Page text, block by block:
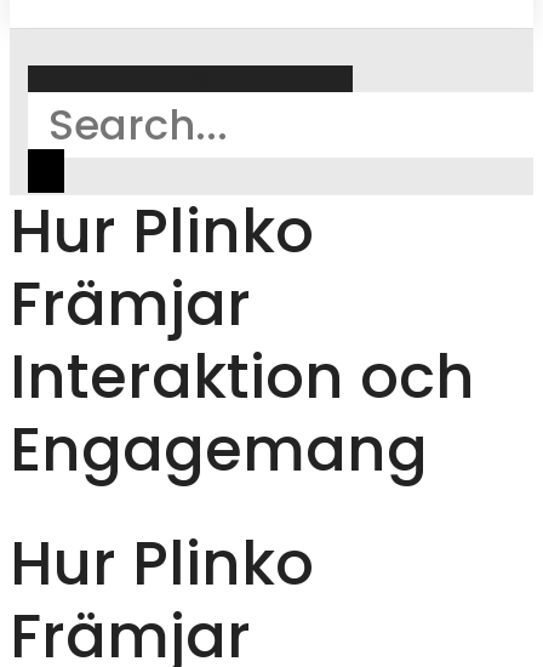
Hur Plinko
Främjar
Interaktion och
Engagemang
Hur Plinko
Främjar